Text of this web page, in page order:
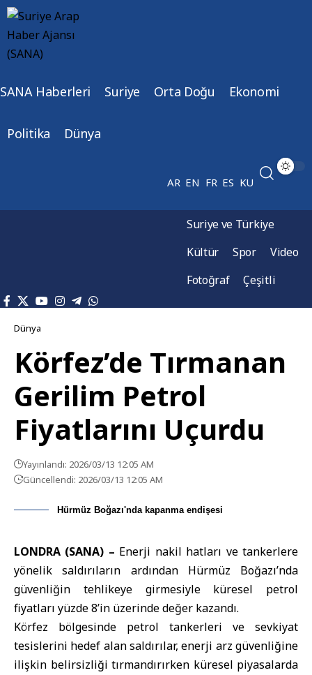
SANA Haberleri Suriye Orta Doğu Ekonomi
Politika Dünya
AR EN FR ES KU
Suriye ve Türkiye
Kültür
Spor
Video
Fotoğraf
Çeşitli
Dünya
Körfez’de Tırmanan
Gerilim Petrol
Fiyatlarını Uçurdu
Yayınlandı: 2026/03/13 12:05 AM
Güncellendi: 2026/03/13 12:05 AM
Hürmüz Boğazı'nda kapanma endişesi
LONDRA (SANA) – Enerji nakil hatları ve tankerlere
yönelik saldırıların ardından Hürmüz Boğazı’nda
güvenliğin tehlikeye girmesiyle küresel petrol
fiyatları yüzde 8’in üzerinde değer kazandı.
Körfez bölgesinde petrol tankerleri ve sevkiyat
tesislerini hedef alan saldırılar, enerji arz güvenliğine
ilişkin belirsizliği tırmandırırken küresel piyasalarda